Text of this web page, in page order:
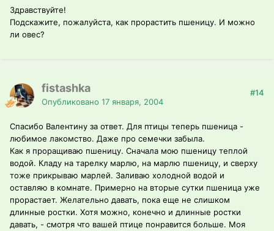
Здравствуйте!
Подскажите, пожалуйста, как прорастить пшеницу. И можно
ли овес?
fistashka
Опубликовано 17 января, 2004
#14
Спасибо Валентину за ответ. Для птицы теперь пшеница -
любимое лакомство. Даже про семечки забыла.
Как я проращиваю пшеницу. Сначала мою пшеницу теплой
водой. Кладу на тарелку марлю, на марлю пшеницу, и сверху
тоже прикрываю марлей. Заливаю холодной водой и
оставляю в комнате. Примерно на вторые сутки пшеница уже
прорастает. Желательно давать, пока еще не слишком
длинные ростки. Хотя можно, конечно и длинные ростки
давать, - смотря что вашей птице понравится больше. Моя